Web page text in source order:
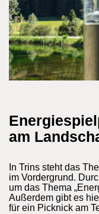
am
In Trins steht das
im Vordergrund.
um das Thema
Außerdem gibt es
für ein Picknick am